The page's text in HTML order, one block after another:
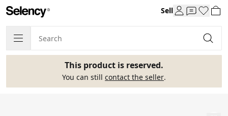
Sell
This product is reserved.
You can still contact the seller.